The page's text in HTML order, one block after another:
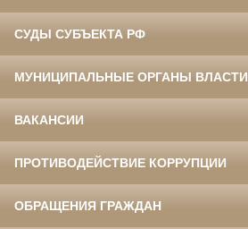
СУДЫ СУБЪЕКТА РФ
МУНИЦИПАЛЬНЫЕ ОРГАНЫ ВЛАСТИ
ВАКАНСИИ
ПРОТИВОДЕЙСТВИЕ КОРРУПЦИИ
ОБРАЩЕНИЯ ГРАЖДАН